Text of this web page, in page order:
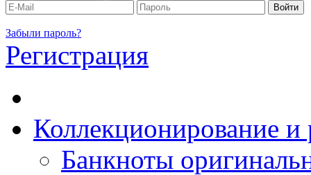
Забыли пароль?
Регистрация
Коллекционирование и
Банкноты